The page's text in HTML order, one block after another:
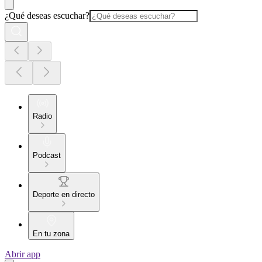
¿Qué deseas escuchar?
Radio
Podcast
Deporte en directo
En tu zona
Abrir app